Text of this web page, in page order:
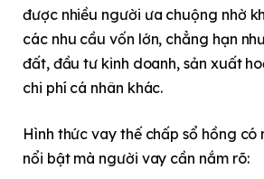
được nhiều người ưa chuộng nhờ
các nhu cầu vốn lớn, chẳng hạn
đất, đầu tư kinh doanh, sản xuất
chi phí cá nhân khác.
Hình thức vay thế chấp sổ hồng có
nổi bật mà người vay cần nắm rõ: